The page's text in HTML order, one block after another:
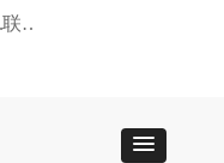
态 联系我们